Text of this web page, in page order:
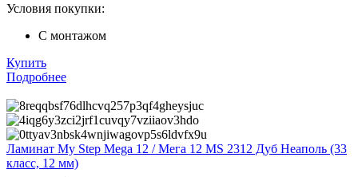
Условия покупки:
С монтажом
Купить
Подробнее
Ламинат My Step Mega 12 / Мега 12 MS 2312 Дуб Неаполь (33
класс, 12 мм)